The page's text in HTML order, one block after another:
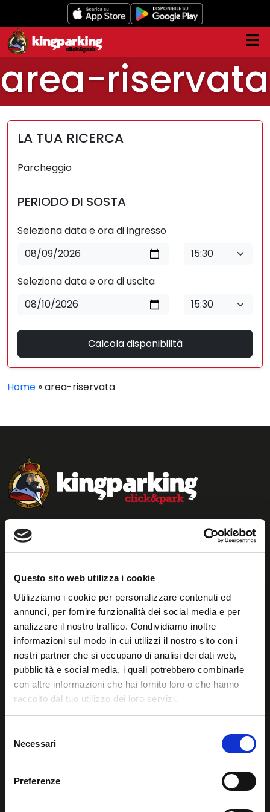
Questo sito web utilizza i cookie
Utilizziamo i cookie per personalizzare contenuti ed
annunci, per fornire funzionalità dei social media e per
analizzare il nostro traffico. Condividiamo inoltre
informazioni sul modo in cui utilizzi il nostro sito con i
nostri partner che si occupano di analisi dei dati web,
pubblicità e social media, i quali potrebbero combinarle
con altre informazioni che hai fornito loro o che hanno
raccolto dal tuo utilizzo dei loro servizi.
delNecessari
Preferenze
main
content
area-riservata
LA TUA RICERCA
Parcheggio
PERIODO DI SOSTA
Seleziona data e ora di ingresso
Seleziona data e ora di uscita
Calcola disponibilità
Home »area-riservata
KING.MI S.R.L.
Via Accademia Del Cimento 103 00147 - ROMA (RM)
P.IVA: 13200131004
Seguici sui nostri social
MAPPA DEL SITO
CHI SIAMO